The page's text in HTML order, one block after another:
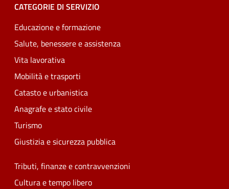
CATEGORIE DI SERVIZIO
Educazione e formazione
Salute, benessere e assistenza
Vita lavorativa
Mobilità e trasporti
Catasto e urbanistica
Anagrafe e stato civile
Turismo
Giustizia e sicurezza pubblica
Tributi, finanze e contravvenzioni
Cultura e tempo libero